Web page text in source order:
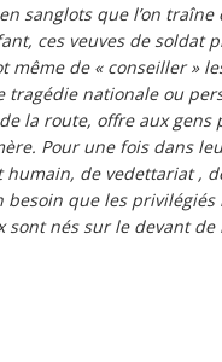
sanglots que l’on traîne
ces veuves de soldat
de « conseiller »
tragédie nationale ou
la route, offre aux gens
Pour une fois dans
de vedettariat ,
que les privilégiés
sont nés sur le devant de